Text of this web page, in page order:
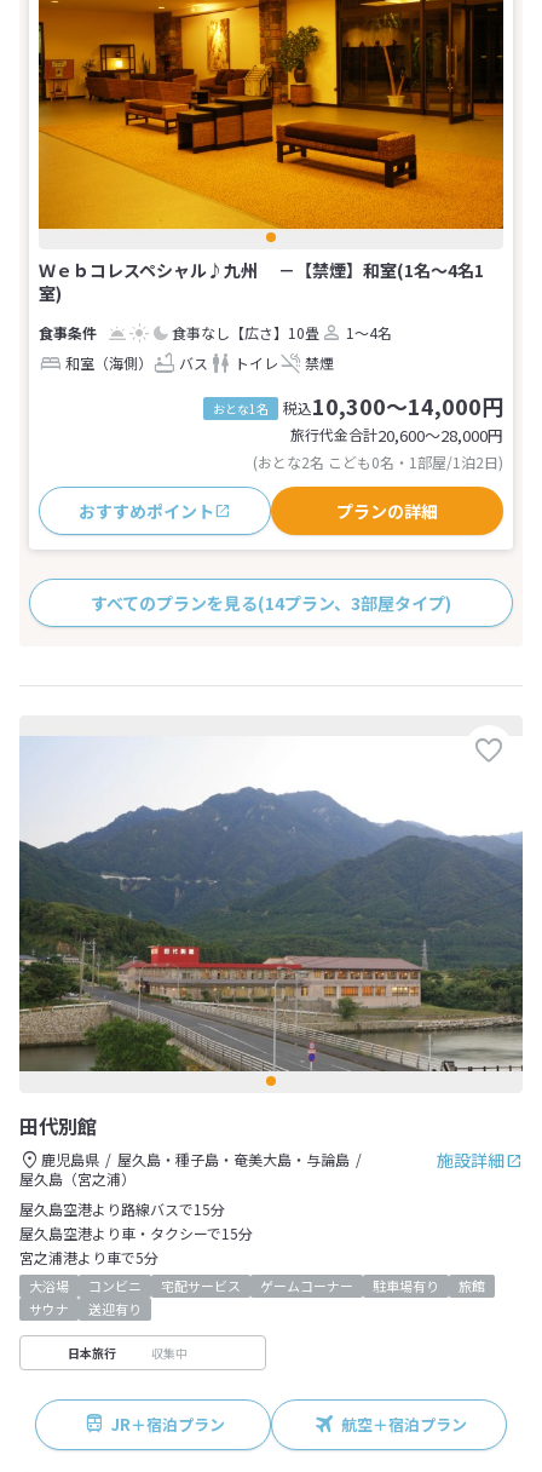
Ｗｅｂコレスペシャル♪九州 －【禁煙】和室(1名～4名1
室)
食事なし 【広さ】10畳
1～4名
和室（海側）
バス トイレ 禁煙
おとな1名 税込10,300～14,000円
旅行代金合計20,600〜28,000円
(おとな2名 こども0名・1部屋/1泊2日)
おすすめポイント プランの詳細
すべてのプランを見る(14プラン、3部屋タイプ)
田代別館
施設詳細
鹿児島県
屋久島・種子島・奄美大島・与論島
屋久島（宮之浦）
屋久島空港より路線バスで15分
屋久島空港より車・タクシーで15分
宮之浦港より車で5分
大浴場 コンビニ 宅配サービス ゲームコーナー 駐車場有り
旅館
サウナ
送迎有り
日本旅行 収集中
JR＋宿泊プラン 航空＋宿泊プラン